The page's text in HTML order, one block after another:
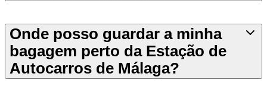
Onde posso guardar a minha
bagagem perto da Estação de
Autocarros de Málaga?